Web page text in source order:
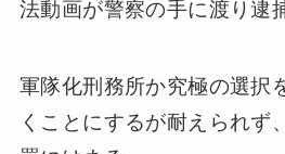
法動画が警察の手に渡り逮
軍隊化刑務所か究極の選択
くことにするが耐えられず